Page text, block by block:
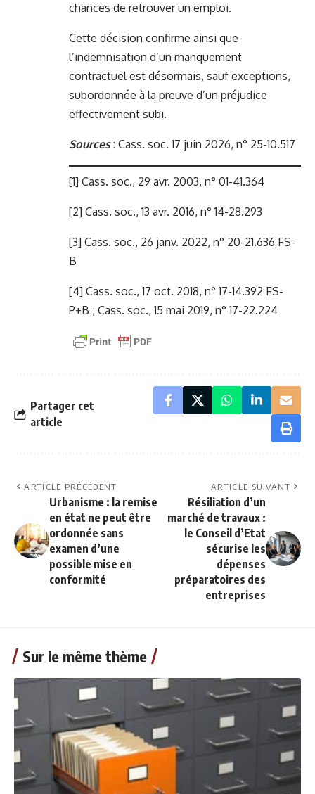
chances de retrouver un emploi.
Cette décision confirme ainsi que
l’indemnisation d’un manquement
contractuel est désormais, sauf exceptions,
subordonnée à la preuve d’un préjudice
effectivement subi.
Sources: Cass. soc. 17 juin 2026, n° 25-10.517
[1] Cass. soc., 29 avr. 2003, n° 01-41.364
[2] Cass. soc., 13 avr. 2016, n° 14-28.293
[3] Cass. soc., 26 janv. 2022, n° 20-21.636 FS-
B
[4] Cass. soc., 17 oct. 2018, n° 17-14.392 FS-
P+B ; Cass. soc., 15 mai 2019, n° 17-22.224
Partager cet
article
ARTICLE PRÉCÉDENT
Urbanisme : la remise
en état ne peut être
ordonnée sans
examen d’une
possible mise en
conformité
ARTICLE SUIVANT
Résiliation d’un
marché de travaux :
le Conseil d’Etat
sécurise les
dépenses
préparatoires des
entreprises
Sur le même thème